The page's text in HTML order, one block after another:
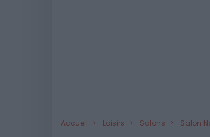
Accueil Loisirs Salons Salon